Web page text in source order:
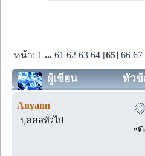
หน้า: 1 ...61 62 63 64 [65]66 67
ผู้เขียน หัวข้
Anyann
บุคคลทั่วไป
«